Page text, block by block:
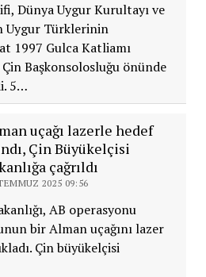
Dünya Uygur Kurultayı ve
Uygur Türklerinin
1997 Gulca Katliamı
Başkonsolosluğu önünde
5…
uçağı lazerle hedef
Çin Büyükelçisi
çağrıldı
2025 09:56
AB operasyonu
bir Alman uçağını lazer
Çin büyükelçisi